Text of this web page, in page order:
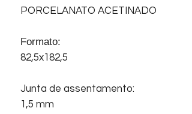
PORCELANATO ACETINADO
Formato:
82,5x182,5
Junta de assentamento:
1,5 mm